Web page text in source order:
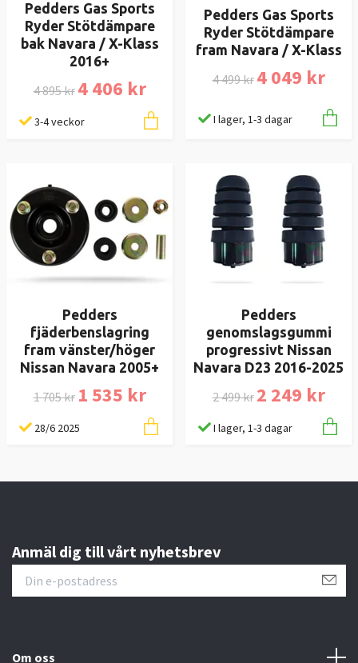
Pedders Gas Sports
Ryder Stötdämpare
bak Navara / X-Klass
2016+
4 895 kr 4 406 kr
3-4 veckor
Pedders Gas Sports
Ryder Stötdämpare
fram Navara / X-Klass
4 499 kr 4 049 kr
I lager, 1-3 dagar
Pedders
fjäderbenslagring
fram vänster/höger
Nissan Navara 2005+
1 705 kr 1 535 kr
28/6 2025
Pedders
genomslagsgummi
progressivt Nissan
Navara D23 2016-2025
2 499 kr 2 249 kr
I lager, 1-3 dagar
Anmäl dig till vårt nyhetsbrev
Om oss